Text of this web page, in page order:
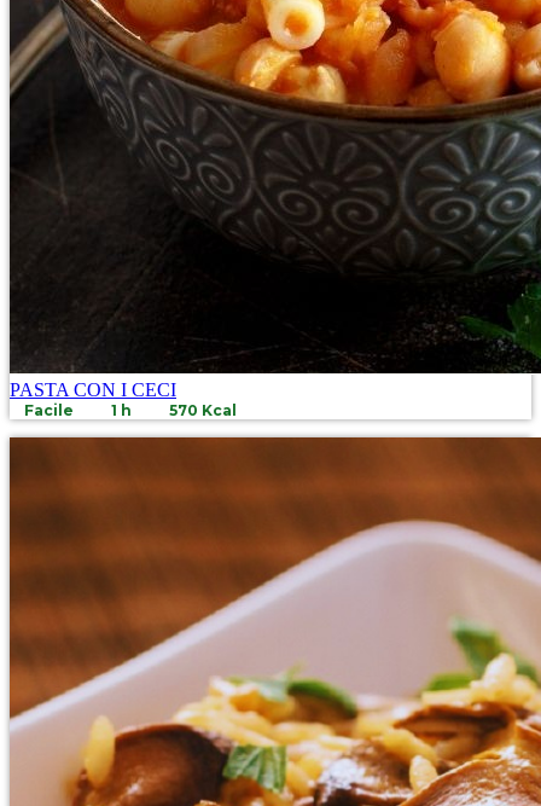
PASTA CON I CECI
Facile 1 h 570 Kcal